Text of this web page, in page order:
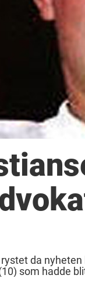
da
som hadde